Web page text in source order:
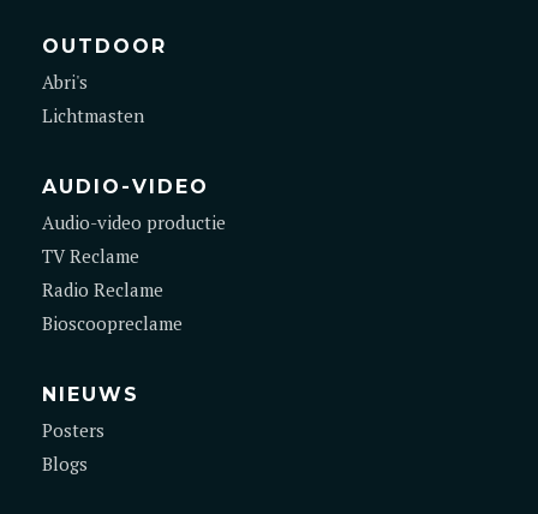
OUTDOOR
Abri's
Lichtmasten
AUDIO-VIDEO
Audio-video productie
TV Reclame
Radio Reclame
Bioscoopreclame
NIEUWS
Posters
Blogs